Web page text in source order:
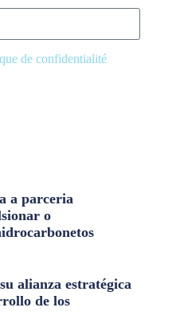
de confidentialité
a parceria
o
alianza estratégica
de los